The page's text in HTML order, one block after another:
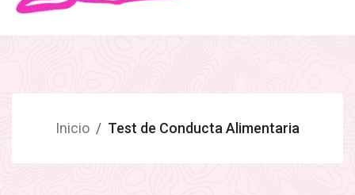
Inicio Test de Conducta Alimentaria